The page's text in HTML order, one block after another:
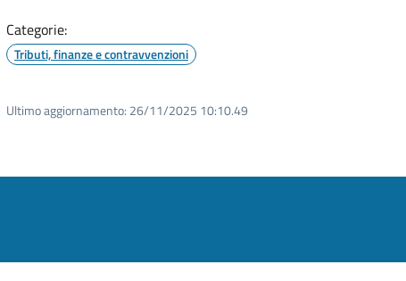
Categorie:
Tributi, finanze e contravvenzioni
Ultimo aggiornamento: 26/11/2025 10:10.49